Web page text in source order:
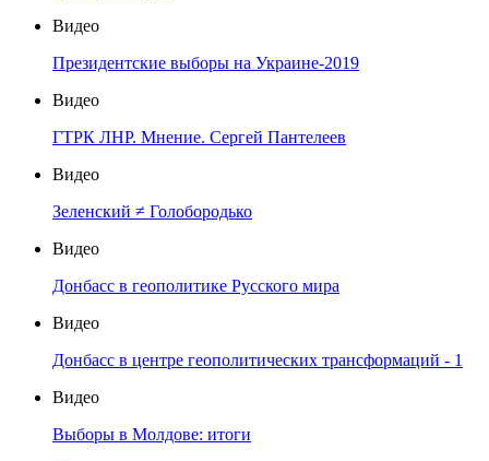
Видео
Президентские выборы на Украине-2019
Видео
ГТРК ЛНР. Мнение. Сергей Пантелеев
Видео
Зеленский ≠ Голобородько
Видео
Донбасс в геополитике Русского мира
Видео
Донбасс в центре геополитических трансформаций - 1
Видео
Выборы в Молдове: итоги